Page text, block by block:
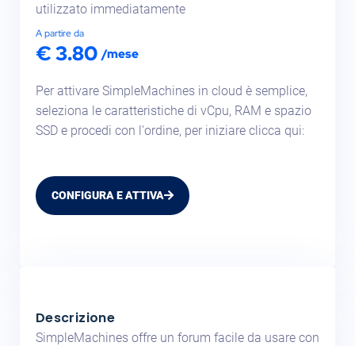
utilizzato immediatamente
A partire da
€ 3.80 /mese
Per attivare SimpleMachines in cloud è semplice,
seleziona le caratteristiche di vCpu, RAM e spazio
SSD e procedi con l'ordine, per iniziare clicca qui:
CONFIGURA E ATTIVA
Descrizione
SimpleMachines offre un forum facile da usare con